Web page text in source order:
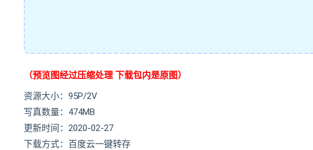
（预览图经过压缩处理 下载包内是原图）
资源大小：95P/2V
写真数量：474MB
更新时间：2020-02-27
下载方式：百度云一键转存